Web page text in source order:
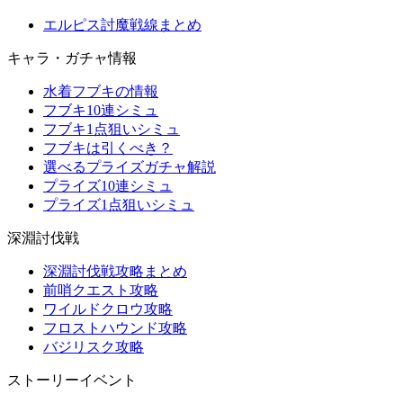
エルピス討魔戦線まとめ
キャラ・ガチャ情報
水着フブキの情報
フブキ10連シミュ
フブキ1点狙いシミュ
フブキは引くべき？
選べるプライズガチャ解説
プライズ10連シミュ
プライズ1点狙いシミュ
深淵討伐戦
深淵討伐戦攻略まとめ
前哨クエスト攻略
ワイルドクロウ攻略
フロストハウンド攻略
バジリスク攻略
ストーリーイベント